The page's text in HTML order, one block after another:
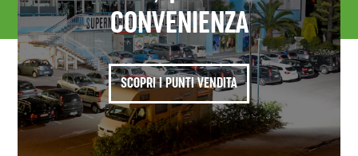
CONVENIENZA
SCOPRI I PUNTI VENDITA